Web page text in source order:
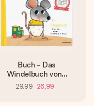
Buch - Das
Windelbuch von...
29,99 26,99